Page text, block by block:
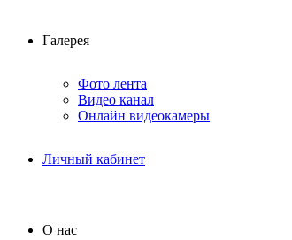
Галерея
Фото лента
Видео канал
Онлайн видеокамеры
Личный кабинет
О нас